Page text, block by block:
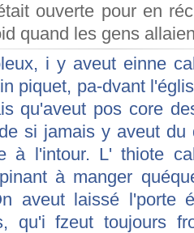
ouverte pour en
quand les gens
i y aveut einne
piquet, pa-dvant
qu'aveut pos core
si jamais y aveut du
à l'intour. L' thiote
à manger
aveut laissé l'porte
qu'i fzeut toujours